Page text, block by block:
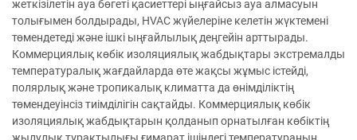
жеткізілетін ауа бөгеті қасиеттері ыңғайсыз ауа алмасуын
толығымен болдырады, HVAC жүйелеріне келетін жүктемені
төмендетеді және ішкі ыңғайлылық деңгейін арттырады.
Коммерциялық көбік изоляциялық жабдықтары экстремалды
температуралық жағдайларда өте жақсы жұмыс істейді,
полярлық және тропикалық климатта да өнімділіктің
төмендеуінсіз тиімділігін сақтайды. Коммерциялық көбік
изоляциялық жабдықтарын қолданып орнатылған көбіктің